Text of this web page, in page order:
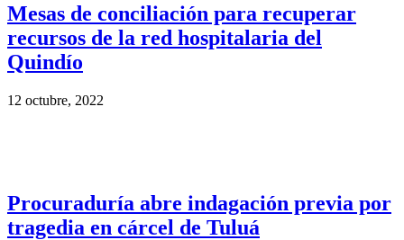
Mesas de conciliación para recuperar
recursos de la red hospitalaria del
Quindío
12 octubre, 2022
Procuraduría abre indagación previa por
tragedia en cárcel de Tuluá